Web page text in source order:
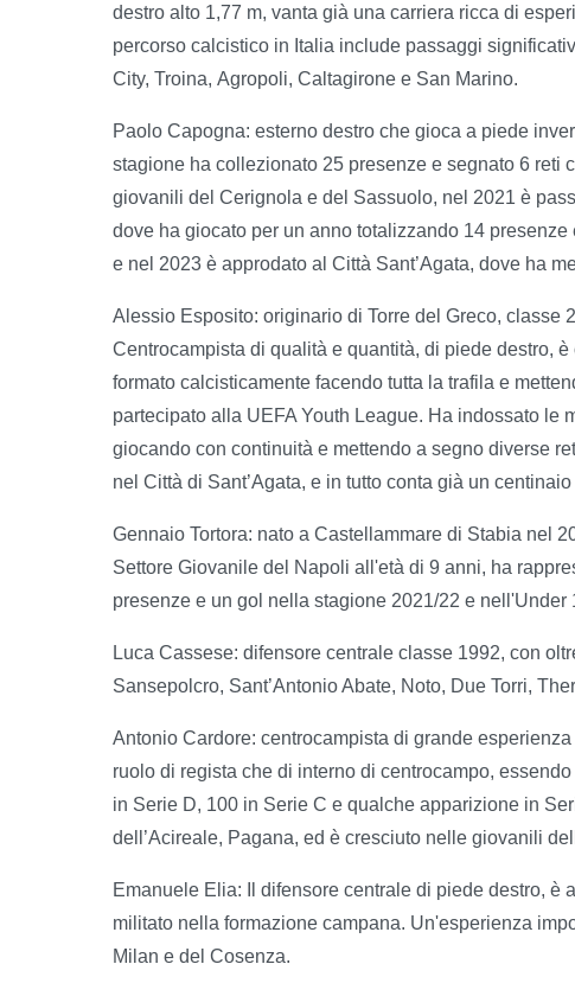
destro alto 1,77 m, vanta già una carriera ricca di
percorso calcistico in Italia include passaggi
City, Troina, Agropoli, Caltagirone e San Marino.
Paolo Capogna: esterno destro che gioca a piede
stagione ha collezionato 25 presenze e segnato 6 reti
giovanili del Cerignola e del Sassuolo, nel 2021 è
dove ha giocato per un anno totalizzando 14
e nel 2023 è approdato al Città Sant’Agata, dove ha
Alessio Esposito: originario di Torre del Greco, classe
Centrocampista di qualità e quantità, di piede destro,
formato calcisticamente facendo tutta la trafila e
partecipato alla UEFA Youth League. Ha indossato le
giocando con continuità e mettendo a segno diverse
nel Città di Sant’Agata, e in tutto conta già un
Gennaio Tortora: nato a Castellammare di Stabia nel
Settore Giovanile del Napoli all'età di 9 anni, ha
presenze e un gol nella stagione 2021/22 e nell'Under
Luca Cassese: difensore centrale classe 1992, con
Sansepolcro, Sant’Antonio Abate, Noto, Due Torri,
Antonio Cardore: centrocampista di grande
ruolo di regista che di interno di centrocampo,
in Serie D, 100 in Serie C e qualche apparizione in
dell’Acireale, Pagana, ed è cresciuto nelle giovanili
Emanuele Elia: Il difensore centrale di piede destro, è
militato nella formazione campana. Un'esperienza
Milan e del Cosenza.